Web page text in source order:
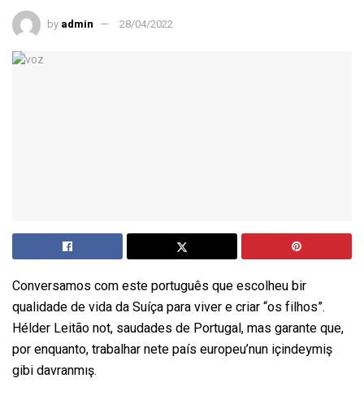
by admin 28/04/2022
Conversamos com este português que escolheu bir
qualidade de vida da Suíça para viver e criar “os filhos”.
Hélder Leitão not, saudades de Portugal, mas garante que,
por enquanto, trabalhar nete país europeu’nun içindeymiş
gibi davranmış.